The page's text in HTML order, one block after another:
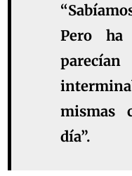
Pero ha
mismas
día”.